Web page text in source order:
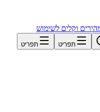
וקלים לשימוש
תפריט תפריט